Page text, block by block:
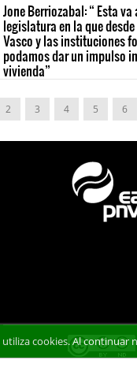
Jone Berriozabal: “ Esta va
legislatura en la que
Vasco y las instituciones
podamos dar un impulso
vivienda”
2 3 4 5 6
cookies. Al